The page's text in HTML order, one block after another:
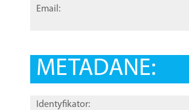
Email:
METADANE:
Identyfikator: